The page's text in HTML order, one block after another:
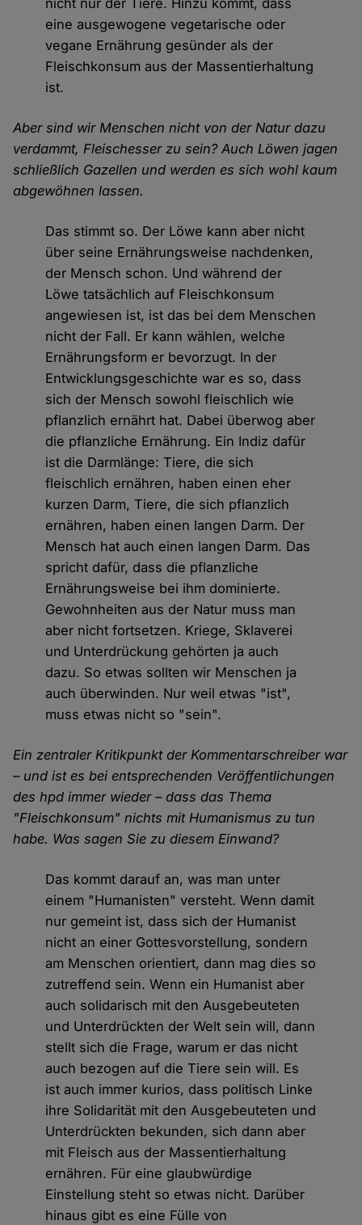
nicht nur der Tiere. Hinzu kommt, dass
eine ausgewogene vegetarische oder
vegane Ernährung gesünder als der
Fleischkonsum aus der Massentierhaltung
ist.
Aber sind wir Menschen nicht von der Natur dazu
verdammt, Fleischesser zu sein? Auch Löwen jagen
schließlich Gazellen und werden es sich wohl kaum
abgewöhnen lassen.
Das stimmt so. Der Löwe kann aber nicht
über seine Ernährungsweise nachdenken,
der Mensch schon. Und während der
Löwe tatsächlich auf Fleischkonsum
angewiesen ist, ist das bei dem Menschen
nicht der Fall. Er kann wählen, welche
Ernährungsform er bevorzugt. In der
Entwicklungsgeschichte war es so, dass
sich der Mensch sowohl fleischlich wie
pflanzlich ernährt hat. Dabei überwog aber
die pflanzliche Ernährung. Ein Indiz dafür
ist die Darmlänge: Tiere, die sich
fleischlich ernähren, haben einen eher
kurzen Darm, Tiere, die sich pflanzlich
ernähren, haben einen langen Darm. Der
Mensch hat auch einen langen Darm. Das
spricht dafür, dass die pflanzliche
Ernährungsweise bei ihm dominierte.
Gewohnheiten aus der Natur muss man
aber nicht fortsetzen. Kriege, Sklaverei
und Unterdrückung gehörten ja auch
dazu. So etwas sollten wir Menschen ja
auch überwinden. Nur weil etwas "ist",
muss etwas nicht so "sein".
Ein zentraler Kritikpunkt der Kommentarschreiber war
– und ist es bei entsprechenden Veröffentlichungen
des hpd immer wieder – dass das Thema
"Fleischkonsum" nichts mit Humanismus zu tun
habe. Was sagen Sie zu diesem Einwand?
Das kommt darauf an, was man unter
einem "Humanisten" versteht. Wenn damit
nur gemeint ist, dass sich der Humanist
nicht an einer Gottesvorstellung, sondern
am Menschen orientiert, dann mag dies so
zutreffend sein. Wenn ein Humanist aber
auch solidarisch mit den Ausgebeuteten
und Unterdrückten der Welt sein will, dann
stellt sich die Frage, warum er das nicht
auch bezogen auf die Tiere sein will. Es
ist auch immer kurios, dass politisch Linke
ihre Solidarität mit den Ausgebeuteten und
Unterdrückten bekunden, sich dann aber
mit Fleisch aus der Massentierhaltung
ernähren. Für eine glaubwürdige
Einstellung steht so etwas nicht. Darüber
hinaus gibt es eine Fülle von